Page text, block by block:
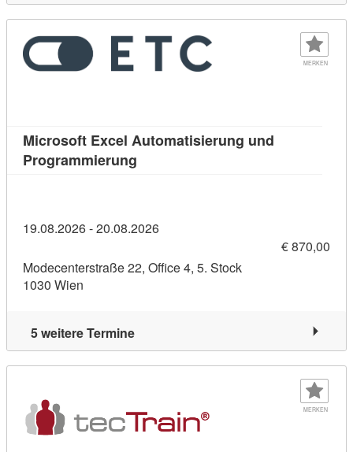
MERKEN
Microsoft Excel Automatisierung und
Programmierung
19.08.2026 - 20.08.2026
€ 870,00
Modecenterstraße 22, Office 4, 5. Stock
1030 Wien
5 weitere Termine
MERKEN